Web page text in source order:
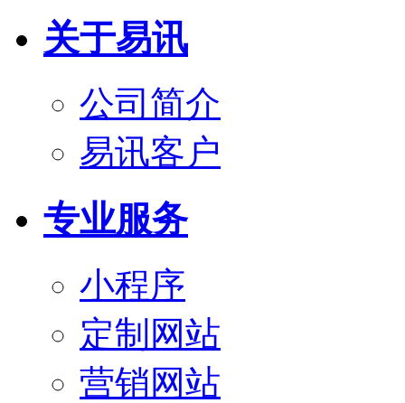
关于易讯
公司简介
易讯客户
专业服务
小程序
定制网站
营销网站